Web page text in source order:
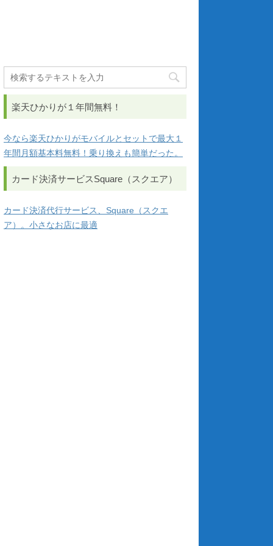
楽天ひかりが１年間無料！
今なら楽天ひかりがモバイルとセットで最大１
年間月額基本料無料！乗り換えも簡単だった。
カード決済サービスSquare（スクエア）
カード決済代行サービス、Square（スクエ
ア）。小さなお店に最適